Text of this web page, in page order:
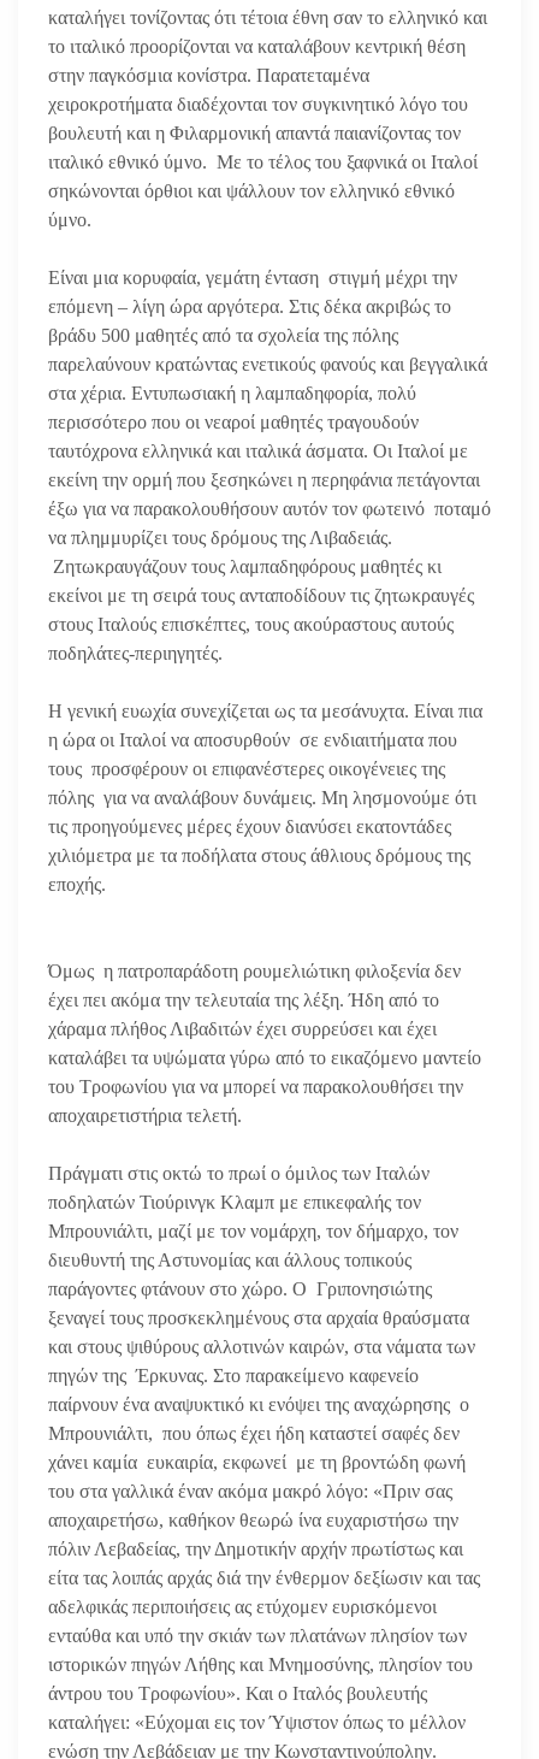
καταλήγει τονίζοντας ότι τέτοια έθνη σαν το ελληνικό και
το ιταλικό προορίζονται να καταλάβουν κεντρική θέση
στην παγκόσμια κονίστρα. Παρατεταμένα
χειροκροτήματα διαδέχονται τον συγκινητικό λόγο του
βουλευτή και η Φιλαρμονική απαντά παιανίζοντας τον
ιταλικό εθνικό ύμνο. Με το τέλος του ξαφνικά οι Ιταλοί
σηκώνονται όρθιοι και ψάλλουν τον ελληνικό εθνικό
ύμνο.
Είναι μια κορυφαία, γεμάτη ένταση στιγμή μέχρι την
επόμενη – λίγη ώρα αργότερα. Στις δέκα ακριβώς το
βράδυ 500 μαθητές από τα σχολεία της πόλης
παρελαύνουν κρατώντας ενετικούς φανούς και βεγγαλικά
στα χέρια. Εντυπωσιακή η λαμπαδηφορία, πολύ
περισσότερο που οι νεαροί μαθητές τραγουδούν
ταυτόχρονα ελληνικά και ιταλικά άσματα. Οι Ιταλοί με
εκείνη την ορμή που ξεσηκώνει η περηφάνια πετάγονται
έξω για να παρακολουθήσουν αυτόν τον φωτεινό ποταμό
να πλημμυρίζει τους δρόμους της Λιβαδειάς.
Ζητωκραυγάζουν τους λαμπαδηφόρους μαθητές κι
εκείνοι με τη σειρά τους ανταποδίδουν τις ζητωκραυγές
στους Ιταλούς επισκέπτες, τους ακούραστους αυτούς
ποδηλάτες-περιηγητές.
Η γενική ευωχία συνεχίζεται ως τα μεσάνυχτα. Είναι πια
η ώρα οι Ιταλοί να αποσυρθούν σε ενδιαιτήματα που
τους προσφέρουν οι επιφανέστερες οικογένειες της
πόλης για να αναλάβουν δυνάμεις. Μη λησμονούμε ότι
τις προηγούμενες μέρες έχουν διανύσει εκατοντάδες
χιλιόμετρα με τα ποδήλατα στους άθλιους δρόμους της
εποχής.
Όμως η πατροπαράδοτη ρουμελιώτικη φιλοξενία δεν
έχει πει ακόμα την τελευταία της λέξη. Ήδη από το
χάραμα πλήθος Λιβαδιτών έχει συρρεύσει και έχει
καταλάβει τα υψώματα γύρω από το εικαζόμενο μαντείο
του Τροφωνίου για να μπορεί να παρακολουθήσει την
αποχαιρετιστήρια τελετή.
Πράγματι στις οκτώ το πρωί ο όμιλος των Ιταλών
ποδηλατών Τιούρινγκ Κλαμπ με επικεφαλής τον
Μπρουνιάλτι, μαζί με τον νομάρχη, τον δήμαρχο, τον
διευθυντή της Αστυνομίας και άλλους τοπικούς
παράγοντες φτάνουν στο χώρο. Ο Γριπονησιώτης
ξεναγεί τους προσκεκλημένους στα αρχαία θραύσματα
και στους ψιθύρους αλλοτινών καιρών, στα νάματα των
πηγών της Έρκυνας. Στο παρακείμενο καφενείο
παίρνουν ένα αναψυκτικό κι ενόψει της αναχώρησης ο
Μπρουνιάλτι, που όπως έχει ήδη καταστεί σαφές δεν
χάνει καμία ευκαιρία, εκφωνεί με τη βροντώδη φωνή
του στα γαλλικά έναν ακόμα μακρό λόγο: «Πριν σας
αποχαιρετήσω, καθήκον θεωρώ ίνα ευχαριστήσω την
πόλιν Λεβαδείας, την Δημοτικήν αρχήν πρωτίστως και
είτα τας λοιπάς αρχάς διά την ένθερμον δεξίωσιν και τας
αδελφικάς περιποιήσεις ας ετύχομεν ευρισκόμενοι
ενταύθα και υπό την σκιάν των πλατάνων πλησίον των
ιστορικών πηγών Λήθης και Μνημοσύνης, πλησίον του
άντρου του Τροφωνίου». Και ο Ιταλός βουλευτής
καταλήγει: «Εύχομαι εις τον Ύψιστον όπως το μέλλον
ενώση την Λεβάδειαν με την Κωνσταντινούπολην.